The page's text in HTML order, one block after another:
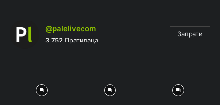
@palelivecom
3.752 Пратилаца
Запрати